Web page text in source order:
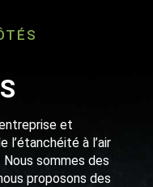
et
l’étanchéité à l’air
sommes des
proposons des